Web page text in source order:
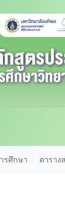
รศึกษา ตาราง